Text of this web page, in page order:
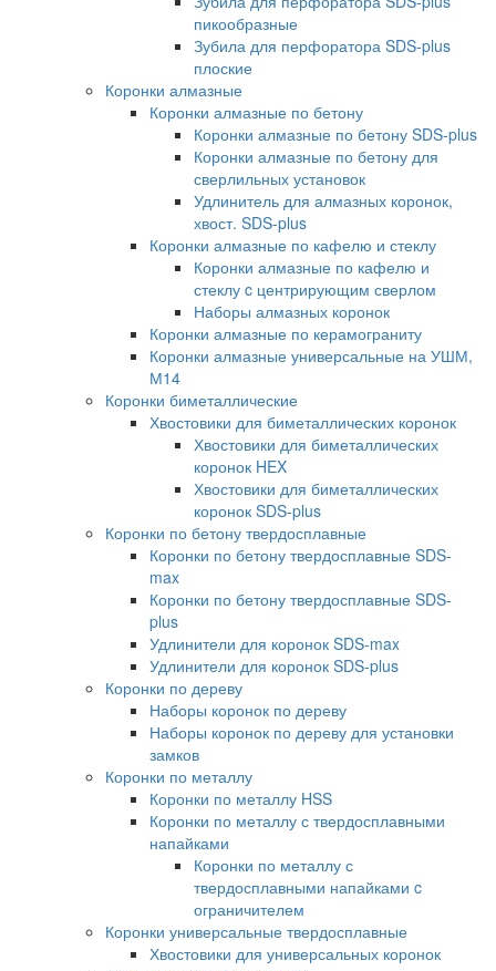
пикообразные
Зубила для перфоратора SDS-plus
плоские
Коронки алмазные
Коронки алмазные по бетону
Коронки алмазные по бетону SDS-plus
Коронки алмазные по бетону для
сверлильных установок
Удлинитель для алмазных коронок,
хвост. SDS-plus
Коронки алмазные по кафелю и стеклу
Коронки алмазные по кафелю и
стеклу c центрирующим сверлом
Наборы алмазных коронок
Коронки алмазные по керамограниту
Коронки алмазные универсальные на УШМ,
М14
Коронки биметаллические
Хвостовики для биметаллических коронок
Хвостовики для биметаллических
коронок HEX
Хвостовики для биметаллических
коронок SDS-plus
Коронки по бетону твердосплавные
Коронки по бетону твердосплавные SDS-
max
Коронки по бетону твердосплавные SDS-
plus
Удлинители для коронок SDS-max
Удлинители для коронок SDS-plus
Коронки по дереву
Наборы коронок по дереву
Наборы коронок по дереву для установки
замков
Коронки по металлу
Коронки по металлу HSS
Коронки по металлу с твердосплавными
напайками
Коронки по металлу с
твердосплавными напайками c
ограничителем
Коронки универсальные твердосплавные
Хвостовики для универсальных коронок